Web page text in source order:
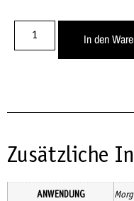
In den
Zusätzliche
ANWENDUNG